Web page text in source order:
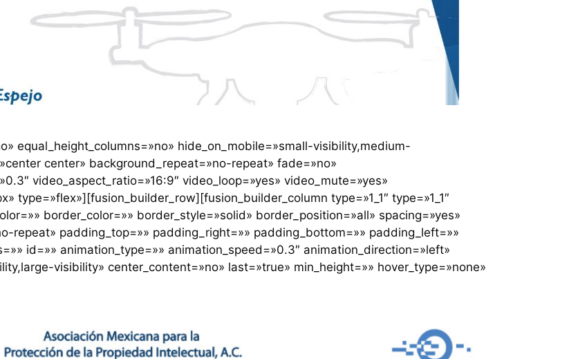
equal_height_columns=»no» hide_on_mobile=»small-visibility,medium-
center» background_repeat=»no-repeat» fade=»no»
video_aspect_ratio=»16:9″ video_loop=»yes» video_mute=»yes»
type=»flex»][fusion_builder_row][fusion_builder_column type=»1_1″ type=»1_1″
border_color=»» border_style=»solid» border_position=»all» spacing=»yes»
repeat» padding_top=»» padding_right=»» padding_bottom=»» padding_left=»»
id=»» animation_type=»» animation_speed=»0.3″ animation_direction=»left»
visibility» center_content=»no» last=»true» min_height=»» hover_type=»none»